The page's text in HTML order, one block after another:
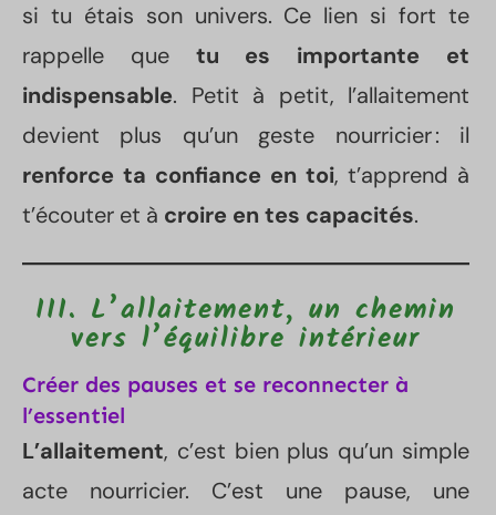
si tu étais son univers. Ce lien si fort te
rappelle que tu es importante et
indispensable. Petit à petit, l’allaitement
devient plus qu’un geste nourricier : il
renforce ta confiance en toi, t’apprend à
t’écouter et à croire en tes capacités.
III. L’allaitement, un chemin
vers l’équilibre intérieur
Créer des pauses et se reconnecter à
l’essentiel
L’allaitement, c’est bien plus qu’un simple
acte nourricier. C’est une pause, une